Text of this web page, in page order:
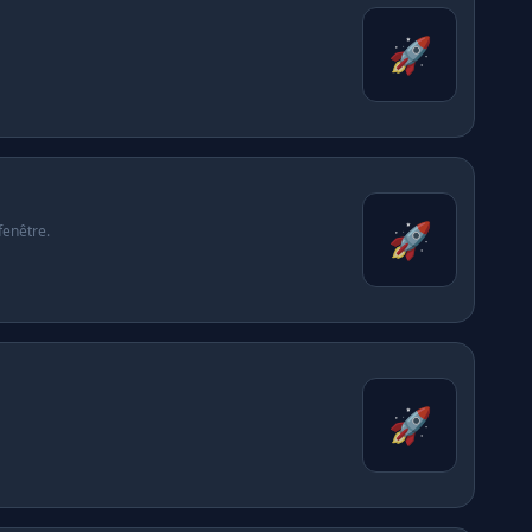
🚀
🚀
🚀